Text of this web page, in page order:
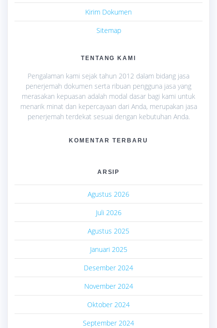
Kirim Dokumen
Sitemap
TENTANG KAMI
Pengalaman kami sejak tahun 2012 dalam bidang jasa
penerjemah dokumen serta ribuan pengguna jasa yang
merasakan kepuasan adalah modal dasar bagi kami untuk
menarik minat dan kepercayaan dari Anda, merupakan jasa
penerjemah terdekat sesuai dengan kebutuhan Anda.
KOMENTAR TERBARU
ARSIP
Agustus 2026
Juli 2026
Agustus 2025
Januari 2025
Desember 2024
November 2024
Oktober 2024
September 2024